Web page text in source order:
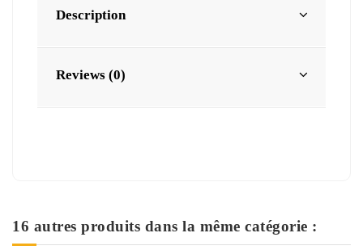
Description
Reviews (0)
16 autres produits dans la même catégorie :